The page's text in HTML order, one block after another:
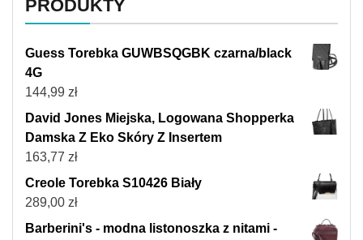
PRODUKTY
Guess Torebka GUWBSQGBK czarna/black
4G
144,99 zł
David Jones Miejska, Logowana Shopperka
Damska Z Eko Skóry Z Insertem
163,77 zł
Creole Torebka S10426 Biały
289,00 zł
Barberini's - modna listonoszka z nitami -